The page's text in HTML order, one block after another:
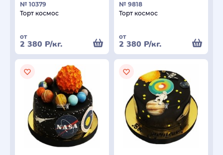
№ 10379
Торт космос
от
2 380 Р/кг.
№ 9818
Торт космос
от
2 380 Р/кг.